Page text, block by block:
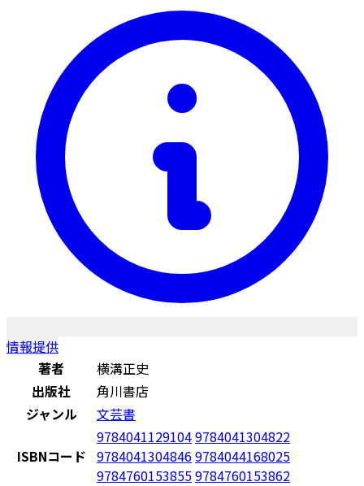
情報提供
著者
横溝正史
出版社
角川書店
ジャンル
文芸書
ISBNコード
97840411291049784041304822
97840413048469784044168025
97847601538559784760153862